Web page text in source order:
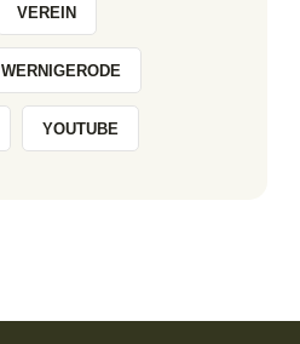
VEREIN
WERNIGERODE
YOUTUBE